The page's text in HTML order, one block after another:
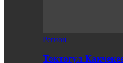
Регион
Токтогул